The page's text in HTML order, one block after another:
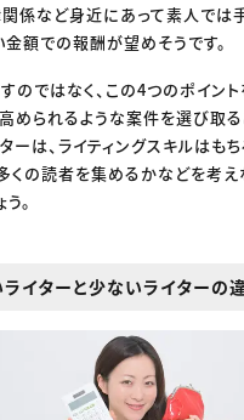
係など身近にあって素人では
金額での報酬が望めそうです。
のではなく、この4つのポイント
められるような案件を選び取る
ーは、ライティングスキルはも
くの読者を集めるかなどを考え
。
イターと少ないライターの